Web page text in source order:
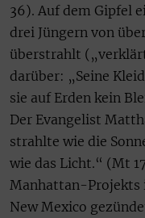
36). Auf dem Gipfel
drei Jüngern von
überstrahlt
darüber: „Seine
sie auf Erden kein
Der Evangelist
strahlte wie die
wie das Licht.“ (Mt
Manhattan-Projekts
New Mexico